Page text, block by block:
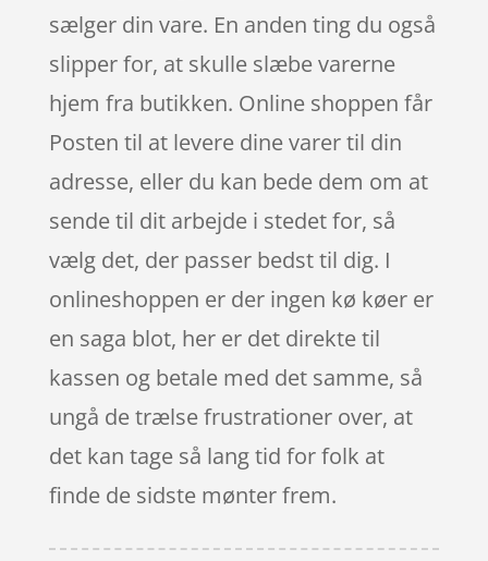
sælger din vare. En anden ting du også
slipper for, at skulle slæbe varerne
hjem fra butikken. Online shoppen får
Posten til at levere dine varer til din
adresse, eller du kan bede dem om at
sende til dit arbejde i stedet for, så
vælg det, der passer bedst til dig. I
onlineshoppen er der ingen kø køer er
en saga blot, her er det direkte til
kassen og betale med det samme, så
ungå de trælse frustrationer over, at
det kan tage så lang tid for folk at
finde de sidste mønter frem.